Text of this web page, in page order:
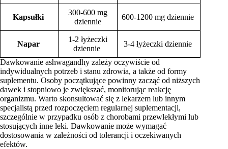
Kapsułki
300-600 mg
dziennie
600-1200 mg dziennie
Napar
1-2 łyżeczki
dziennie
3-4 łyżeczki dziennie
Dawkowanie ashwagandhy zależy oczywiście od
indywidualnych potrzeb i stanu zdrowia, a także od formy
suplementu. Osoby początkujące powinny zacząć od niższych
dawek i stopniowo je zwiększać, monitorując reakcję
organizmu. Warto skonsultować się z lekarzem lub innym
specjalistą przed rozpoczęciem regularnej suplementacji,
szczególnie w przypadku osób z chorobami przewlekłymi lub
stosujących inne leki. Dawkowanie może wymagać
dostosowania w zależności od tolerancji i oczekiwanych
efektów.